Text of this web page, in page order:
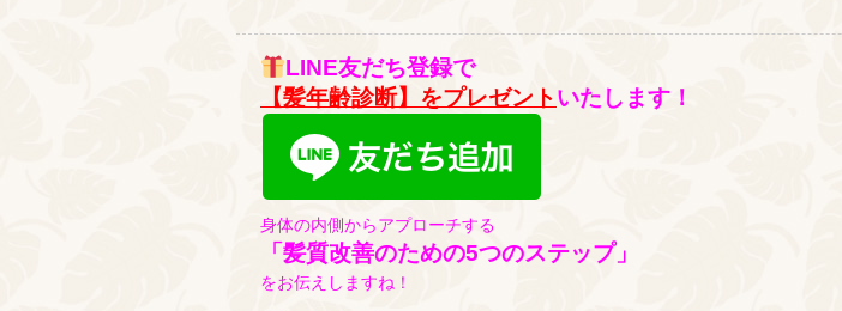
LINE友だち登録で
【髪年齢診断】をプレゼントいたします！
身体の内側からアプローチする
「髪質改善のための5つのステップ」
をお伝えしますね！